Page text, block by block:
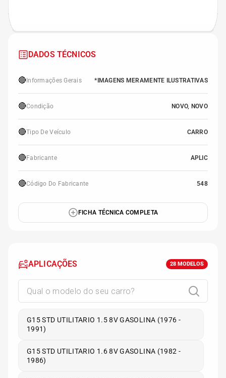
DADOS TÉCNICOS
🔴 Informações Gerais *IMAGENS MERAMENTE ILUSTRATIVAS
🔴Condição NOVO, NOVO
🔴Tipo De Veículo CARRO
🔴 Fabricante APLIC
🔴Código Do Fabricante 548
FICHA TÉCNICA COMPLETA
APLICAÇÕES 28 MODELOS
G15 STD UTILITARIO 1.5 8V GASOLINA (1976 -
1991)
G15 STD UTILITARIO 1.6 8V GASOLINA (1982 -
1986)